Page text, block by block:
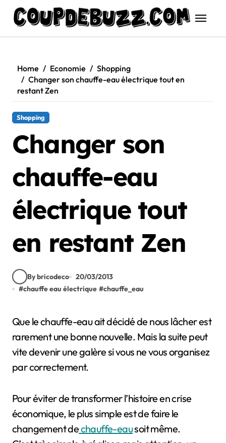
content
Home Economie
Shopping
Changer son chauffe-eau électrique tout en
restant Zen
Shopping
Changer son
chauffe-eau
électrique tout
en restant Zen
By bricodeco
20/03/2013
#chauffe eau électrique #chauffe_eau
Que le chauffe-eau ait décidé de nous lâcher est
rarement une bonne nouvelle. Mais la suite peut
vite devenir une galère si vous ne vous organisez
par correctement.
Pour éviter de transformer l’histoire en crise
économique, le plus simple est de faire le
changement dechauffe-eausoit même.